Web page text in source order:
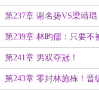
第237章 谢名扬VS梁靖
决！
第239章 林昀儒：只要不
头，就算成功！
第241章 男双夺冠！
第243章 零封林施栋！晋